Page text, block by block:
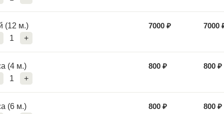
(12 м.) 7000 ₽ 7000
1 +
(4 м.) 800 ₽ 800 ₽
1 +
(6 м.) 800 ₽ 800 ₽